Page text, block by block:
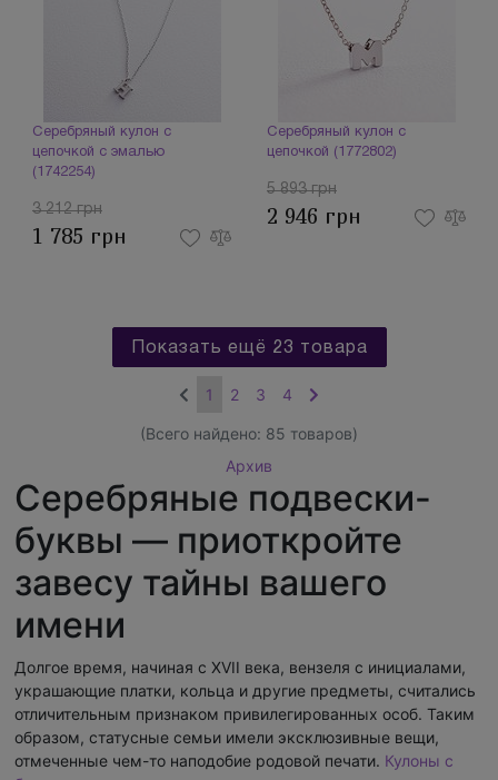
Серебряный кулон с
цепочкой с эмалью
(1742254)
3 212 грн
1 785 грн
Серебряный кулон с
цепочкой (1772802)
5 893 грн
2 946 грн
Показать ещё 23 товара
1 2 3 4
(Всего найдено: 85 товаров)
Архив
Серебряные подвески-
буквы — приоткройте
завесу тайны вашего
имени
Долгое время, начиная с XVII века, вензеля с инициалами,
украшающие платки, кольца и другие предметы, считались
отличительным признаком привилегированных особ. Таким
образом, статусные семьи имели эксклюзивные вещи,
отмеченные чем-то наподобие родовой печати. Кулоны с